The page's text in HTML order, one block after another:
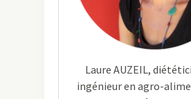
Laure AUZEIL,
ingénieur en agro-